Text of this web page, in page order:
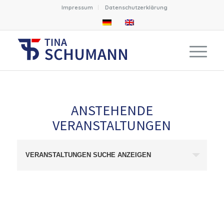
Impressum Datenschutzerklärung
ANSTEHENDE
VERANSTALTUNGEN
Such-
VERANSTALTUNGEN SUCHE ANZEIGEN